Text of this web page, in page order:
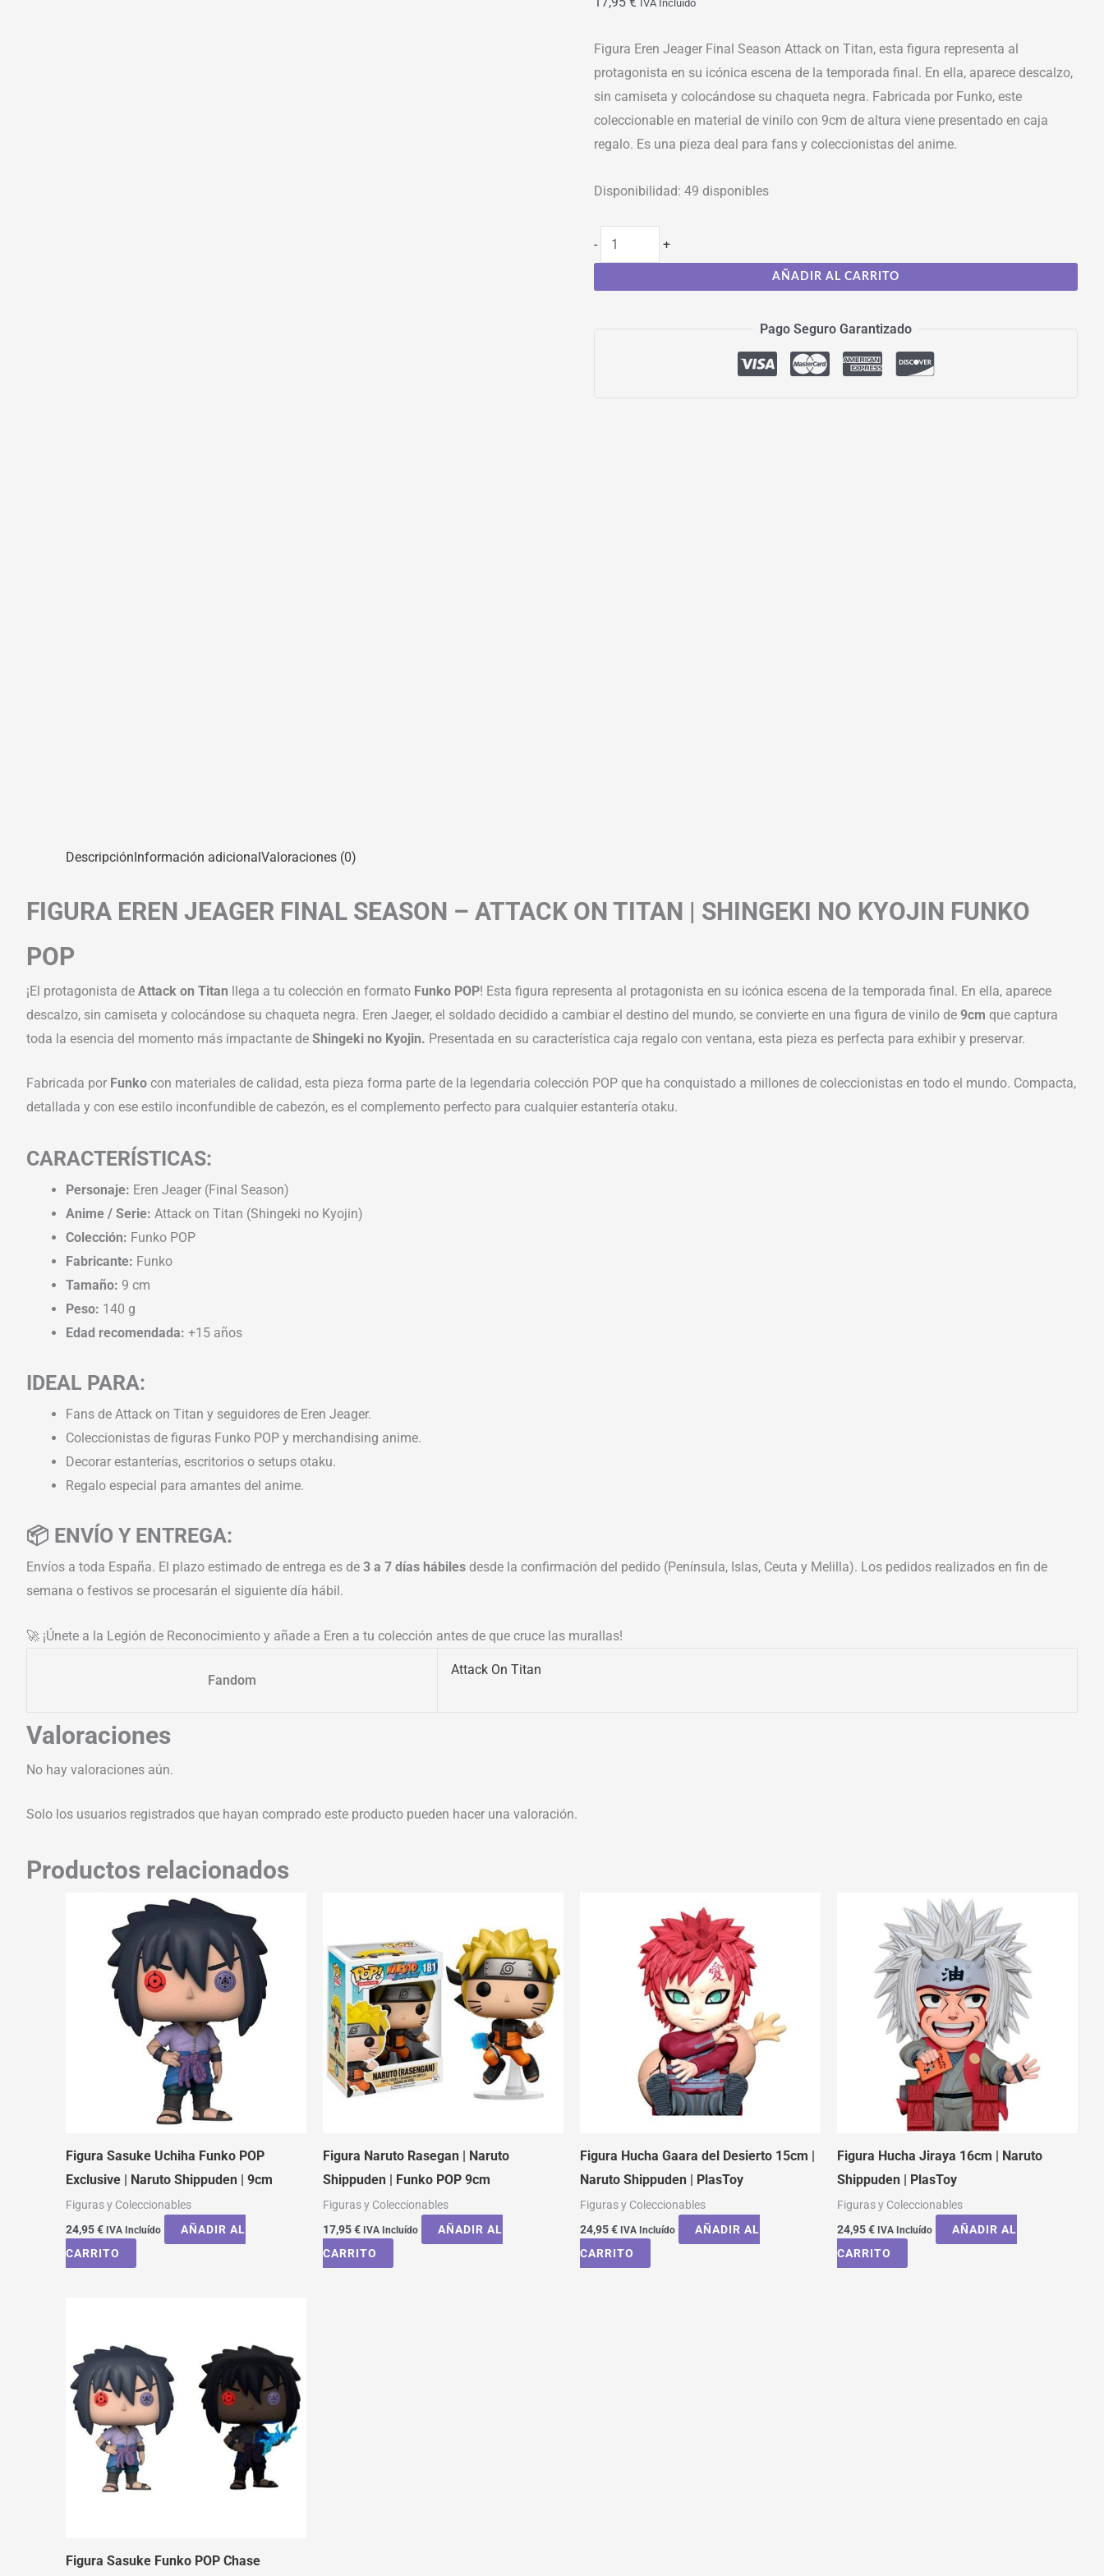
IVA Incluído
Figura Eren Jeager Final Season Attack on Titan, esta figura representa al
protagonista en su icónica escena de la temporada final. En ella, aparece descalzo,
sin camiseta y colocándose su chaqueta negra. Fabricada por Funko, este
coleccionable en material de vinilo con 9cm de altura viene presentado en caja
regalo. Es una pieza deal para fans y coleccionistas del anime.
Disponibilidad: 49 disponibles
- +
AÑADIR AL CARRITO
Pago Seguro Garantizado
DescripciónInformación adicionalValoraciones (0)
FIGURA EREN JEAGER FINAL SEASON – ATTACK ON TITAN | SHINGEKI NO KYOJIN FUNKO
POP
¡El protagonista de Attack on Titan llega a tu colección en formato Funko POP! Esta figura representa al protagonista en su icónica escena de la temporada final. En ella, aparece
descalzo, sin camiseta y colocándose su chaqueta negra. Eren Jaeger, el soldado decidido a cambiar el destino del mundo, se convierte en una figura de vinilo de 9cm que captura
toda la esencia del momento más impactante de Shingeki no Kyojin. Presentada en su característica caja regalo con ventana, esta pieza es perfecta para exhibir y preservar.
Fabricada por Funko con materiales de calidad, esta pieza forma parte de la legendaria colección POP que ha conquistado a millones de coleccionistas en todo el mundo. Compacta,
detallada y con ese estilo inconfundible de cabezón, es el complemento perfecto para cualquier estantería otaku.
CARACTERÍSTICAS:
Personaje: Eren Jeager (Final Season)
Anime / Serie: Attack on Titan (Shingeki no Kyojin)
Colección: Funko POP
Fabricante: Funko
Tamaño: 9 cm
Peso: 140 g
Edad recomendada: +15 años
IDEAL PARA:
Fans de Attack on Titan y seguidores de Eren Jeager.
Coleccionistas de figuras Funko POP y merchandising anime.
Decorar estanterías, escritorios o setups otaku.
Regalo especial para amantes del anime.
📦 ENVÍO Y ENTREGA:
Envíos a toda España. El plazo estimado de entrega es de 3 a 7 días hábiles desde la confirmación del pedido (Península, Islas, Ceuta y Melilla). Los pedidos realizados en fin de
semana o festivos se procesarán el siguiente día hábil.
🚀 ¡Únete a la Legión de Reconocimiento y añade a Eren a tu colección antes de que cruce las murallas!
Fandom
Attack On Titan
Valoraciones
No hay valoraciones aún.
Solo los usuarios registrados que hayan comprado este producto pueden hacer una valoración.
Productos relacionados
Figura Sasuke Uchiha Funko POP
Exclusive | Naruto Shippuden | 9cm
Figuras y Coleccionables
24,95€ IVA Incluído
AÑADIR AL
CARRITO
Figura Naruto Rasegan | Naruto
Shippuden | Funko POP 9cm
Figuras y Coleccionables
17,95€ IVA Incluído
AÑADIR AL
CARRITO
Figura Hucha Gaara del Desierto 15cm |
Naruto Shippuden | PlasToy
Figuras y Coleccionables
24,95€ IVA Incluído
AÑADIR AL
CARRITO
Figura Hucha Jiraya 16cm | Naruto
Shippuden | PlasToy
Figuras y Coleccionables
24,95€ IVA Incluído
AÑADIR AL
CARRITO
Figura Sasuke Funko POP Chase